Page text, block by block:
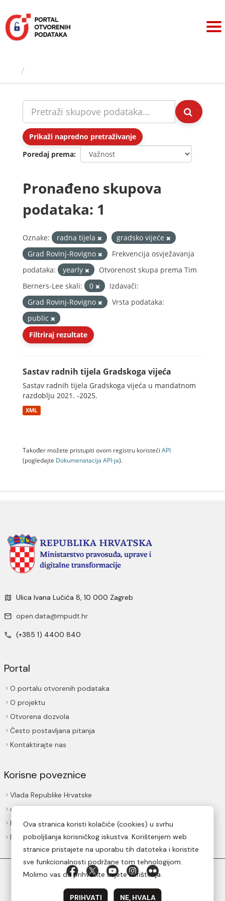
sadržaj
Prikaži napredno pretraživanje
Poredaj prema
Pronađeno skupova
podataka: 1
Oznake: radna tijela
gradsko vijeće
Grad Rovinj-Rovigno
Frekvencija osvježavanja
podataka:
yearly
Otvorenost skupa prema Tim
Berners-Lee skali:
0
Izdavači:
Grad Rovinj-Rovigno
Vrsta podataka:
public
Filtriraj rezultate
Sastav radnih tijela Gradskoga vijeća
Sastav radnih tijela Gradskoga vijeća u mandatnom
razdoblju 2021. -2025.
XML
Također možete pristupiti ovom registru koristeći API
(pogledajte Dokumenаtаcijа API-jа).